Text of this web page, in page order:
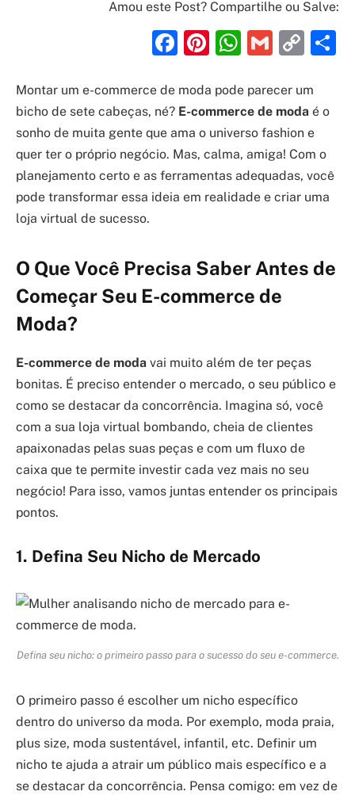
Amou este Post? Compartilhe ou Salve:
Facebook
Pinterest
Gmail
Montar um e-commerce de moda pode parecer um
bicho de sete cabeças, né? E-commerce de moda é o
sonho de muita gente que ama o universo fashion e
quer ter o próprio negócio. Mas, calma, amiga! Com o
planejamento certo e as ferramentas adequadas, você
pode transformar essa ideia em realidade e criar uma
loja virtual de sucesso.
O Que Você Precisa Saber Antes de
Começar Seu E-commerce de
Moda?
E-commerce de moda vai muito além de ter peças
bonitas. É preciso entender o mercado, o seu público e
como se destacar da concorrência. Imagina só, você
com a sua loja virtual bombando, cheia de clientes
apaixonadas pelas suas peças e com um fluxo de
caixa que te permite investir cada vez mais no seu
negócio! Para isso, vamos juntas entender os principais
pontos.
1. Defina Seu Nicho de Mercado
Defina seu nicho: o primeiro passo para o sucesso do seu e-commerce.
O primeiro passo é escolher um nicho específico
dentro do universo da moda. Por exemplo, moda praia,
plus size, moda sustentável, infantil, etc. Definir um
nicho te ajuda a atrair um público mais específico e a
se destacar da concorrência. Pensa comigo: em vez de